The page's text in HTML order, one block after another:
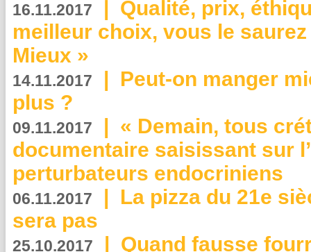
16.11.2017 | Qualité, prix,
meilleur choix, vous le
Mieux »
14.11.2017 | Peut-on manger
plus ?
09.11.2017 | « Demain, tous
documentaire saisissant sur
perturbateurs endocriniens
06.11.2017 | La pizza du 21e
sera pas
25.10.2017 | Quand fausse